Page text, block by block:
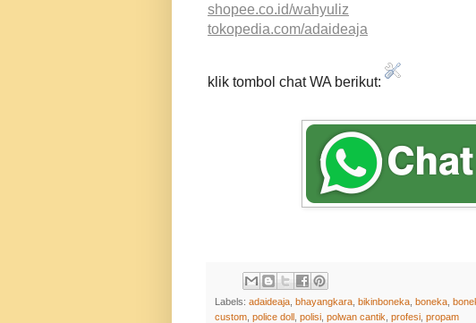
shopee.co.id/wahyuliz
tokopedia.com/adaideaja
klik tombol chat WA berikut:
Labels: adaideaja bhayangkara bikinboneka boneka
custom police doll polisi polwan cantik profesi propam